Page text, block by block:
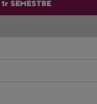
1r SEMESTRE